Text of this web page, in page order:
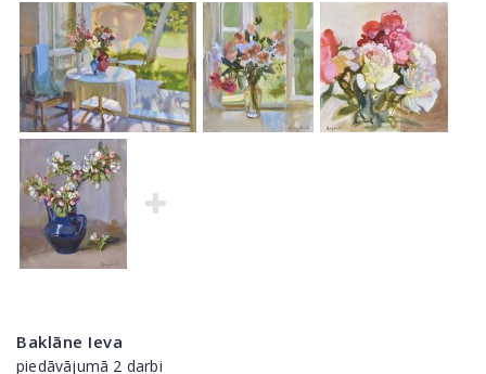
Baklāne Ieva
piedāvājumā 2 darbi